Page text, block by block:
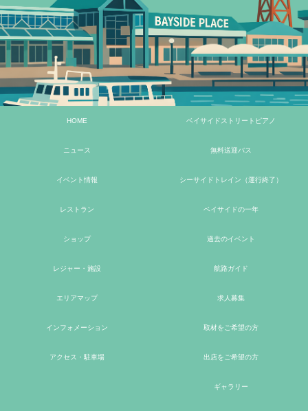
HOME
ニュース
イベント情報
レストラン
ショップ
レジャー・施設
エリアマップ
インフォメーション
アクセス・駐車場
ベイサイドストリートピアノ
無料送迎バス
シーサイドトレイン（運行終了）
ベイサイドの一年
過去のイベント
航路ガイド
求人募集
取材をご希望の方
出店をご希望の方
ギャラリー